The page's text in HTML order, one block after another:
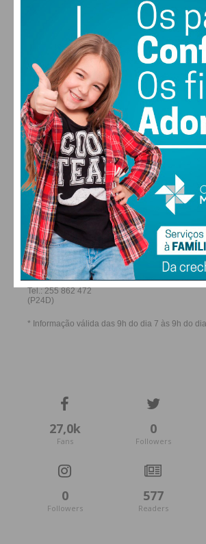
SÁB DOM
28°
SEG
FARMACIAS DE SERVIÇO
FERREIRA
27,0k
Fans
0
Followers
0
Followers
577
Readers